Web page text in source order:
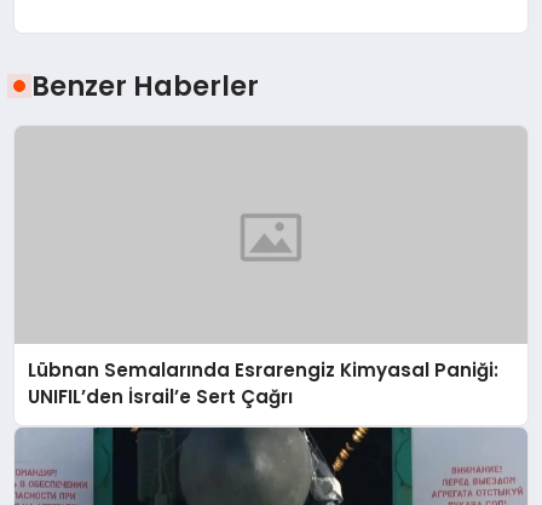
Benzer Haberler
Lübnan Semalarında Esrarengiz Kimyasal Paniği:
UNIFIL’den İsrail’e Sert Çağrı